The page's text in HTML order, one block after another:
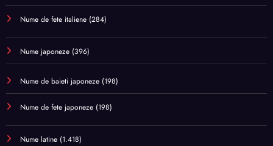
Nume de fete italiene (284)
Nume japoneze (396)
Nume de baieti japoneze (198)
Nume de fete japoneze (198)
Nume latine (1.418)